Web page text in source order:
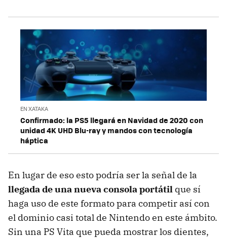
EN XATAKA
Confirmado: la PS5 llegará en Navidad de 2020 con
unidad 4K UHD Blu-ray y mandos con tecnología
háptica
En lugar de eso esto podría ser la señal de la
llegada de una nueva consola portátil que sí
haga uso de este formato para competir así con
el dominio casi total de Nintendo en este ámbito.
Sin una PS Vita que pueda mostrar los dientes,